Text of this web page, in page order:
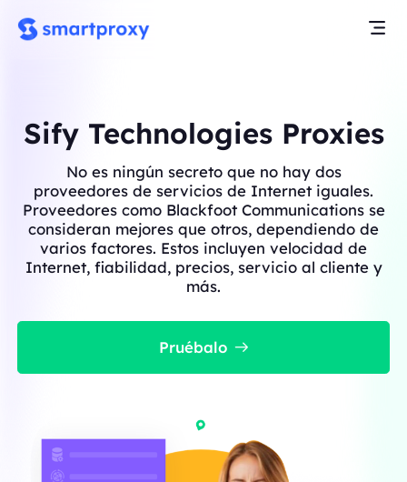
Sify Technologies Proxies
No es ningún secreto que no hay dos
proveedores de servicios de Internet iguales.
Proveedores como Blackfoot Communications se
consideran mejores que otros, dependiendo de
varios factores. Estos incluyen velocidad de
Internet, fiabilidad, precios, servicio al cliente y
más.
Pruébalo